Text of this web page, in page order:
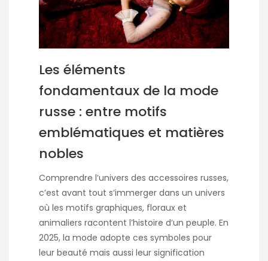
Les éléments
fondamentaux de la mode
russe : entre motifs
emblématiques et matières
nobles
Comprendre l’univers des accessoires russes,
c’est avant tout s’immerger dans un univers
où les motifs graphiques, floraux et
animaliers racontent l’histoire d’un peuple. En
2025, la mode adopte ces symboles pour
leur beauté mais aussi leur signification